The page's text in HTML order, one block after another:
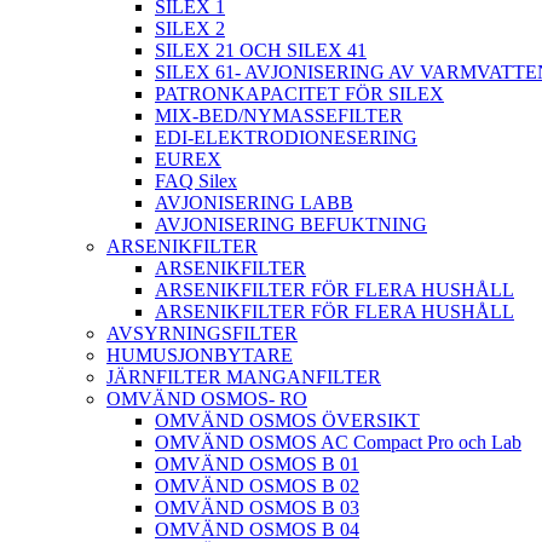
SILEX 1
SILEX 2
SILEX 21 OCH SILEX 41
SILEX 61- AVJONISERING AV
PATRONKAPACITET FÖR SILEX
MIX-BED/NYMASSEFILTER
EDI-ELEKTRODIONESERING
EUREX
FAQ Silex
AVJONISERING LABB
AVJONISERING BEFUKTNING
ARSENIKFILTER
ARSENIKFILTER
ARSENIKFILTER FÖR FLERA HUSHÅLL
ARSENIKFILTER FÖR FLERA HUSHÅLL
AVSYRNINGSFILTER
HUMUSJONBYTARE
JÄRNFILTER MANGANFILTER
OMVÄND OSMOS- RO
OMVÄND OSMOS ÖVERSIKT
OMVÄND OSMOS AC Compact Pro och Lab
OMVÄND OSMOS B 01
OMVÄND OSMOS B 02
OMVÄND OSMOS B 03
OMVÄND OSMOS B 04